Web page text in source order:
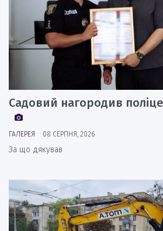
Садовий нагородив
ГАЛЕРЕЯ 08 СЕРПНЯ, 2026
За що дякував